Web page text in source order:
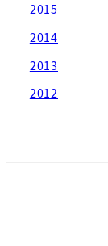
2015
2014
2013
2012